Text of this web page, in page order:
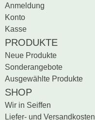
Sei der erste, der
Bewertung schreiben
Anmeldung
Konto
Kasse
PRODUKTE
Neue Produkte
Sonderangebote
Ausgewählte Produkte
SHOP
Wir in Seiffen
Liefer- und Versandkosten